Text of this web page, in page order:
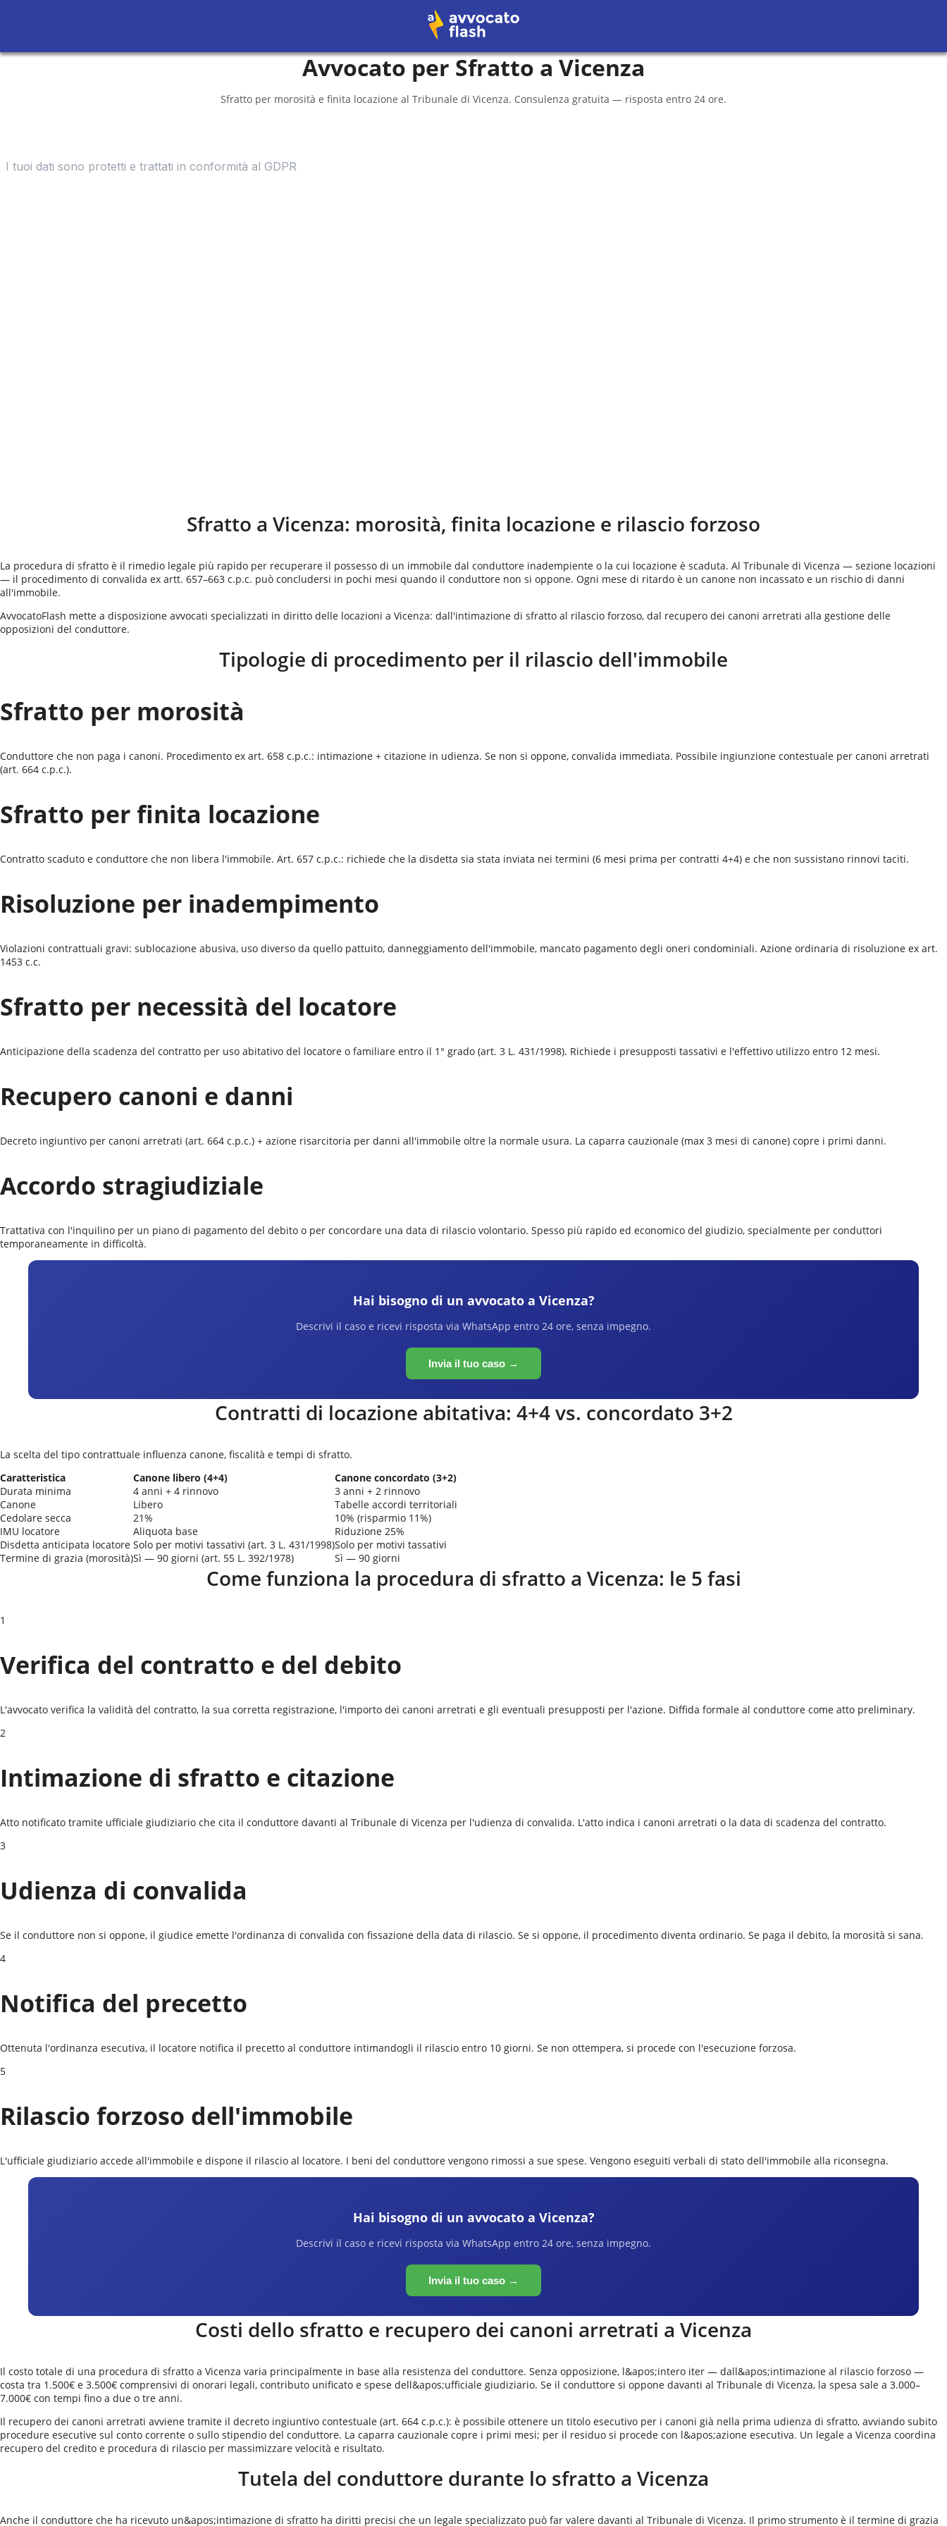
Avvocato per Sfratto a Vicenza
Sfratto per morosità e finita locazione al Tribunale di Vicenza. Consulenza gratuita — risposta entro 24 ore.
Sfratto a Vicenza: morosità, finita locazione e rilascio forzoso
La procedura di sfratto è il rimedio legale più rapido per recuperare il possesso di un immobile dal conduttore inadempiente o la cui locazione è scaduta. Al Tribunale di Vicenza — sezione locazioni
— il procedimento di convalida ex artt. 657–663 c.p.c. può concludersi in pochi mesi quando il conduttore non si oppone. Ogni mese di ritardo è un canone non incassato e un rischio di danni
all'immobile.
AvvocatoFlash mette a disposizione avvocati specializzati in diritto delle locazioni a Vicenza: dall'intimazione di sfratto al rilascio forzoso, dal recupero dei canoni arretrati alla gestione delle
opposizioni del conduttore.
Tipologie di procedimento per il rilascio dell'immobile
Sfratto per morosità
Conduttore che non paga i canoni. Procedimento ex art. 658 c.p.c.: intimazione + citazione in udienza. Se non si oppone, convalida immediata. Possibile ingiunzione contestuale per canoni arretrati
(art. 664 c.p.c.).
Sfratto per finita locazione
Contratto scaduto e conduttore che non libera l'immobile. Art. 657 c.p.c.: richiede che la disdetta sia stata inviata nei termini (6 mesi prima per contratti 4+4) e che non sussistano rinnovi taciti.
Risoluzione per inadempimento
Violazioni contrattuali gravi: sublocazione abusiva, uso diverso da quello pattuito, danneggiamento dell'immobile, mancato pagamento degli oneri condominiali. Azione ordinaria di risoluzione ex art.
1453 c.c.
Sfratto per necessità del locatore
Anticipazione della scadenza del contratto per uso abitativo del locatore o familiare entro il 1° grado (art. 3 L. 431/1998). Richiede i presupposti tassativi e l'effettivo utilizzo entro 12 mesi.
Recupero canoni e danni
Decreto ingiuntivo per canoni arretrati (art. 664 c.p.c.) + azione risarcitoria per danni all'immobile oltre la normale usura. La caparra cauzionale (max 3 mesi di canone) copre i primi danni.
Accordo stragiudiziale
Trattativa con l'inquilino per un piano di pagamento del debito o per concordare una data di rilascio volontario. Spesso più rapido ed economico del giudizio, specialmente per conduttori
temporaneamente in difficoltà.
Hai bisogno di un avvocato a Vicenza?
Descrivi il caso e ricevi risposta via WhatsApp entro 24 ore, senza impegno.
Invia il tuo caso →
Contratti di locazione abitativa: 4+4 vs. concordato 3+2
La scelta del tipo contrattuale influenza canone, fiscalità e tempi di sfratto.
Caratteristica
Canone libero (4+4)
Canone concordato (3+2)
Durata minima
4 anni + 4 rinnovo
3 anni + 2 rinnovo
Canone
Libero
Tabelle accordi territoriali
Cedolare secca
21%
10% (risparmio 11%)
IMU locatore
Aliquota base
Riduzione 25%
Disdetta anticipata locatore Solo per motivi tassativi (art. 3 L. 431/1998)Solo per motivi tassativi
Termine di grazia (morosità)Sì — 90 giorni (art. 55 L. 392/1978) Sì — 90 giorni
Come funziona la procedura di sfratto a Vicenza: le 5 fasi
1
Verifica del contratto e del debito
L'avvocato verifica la validità del contratto, la sua corretta registrazione, l'importo dei canoni arretrati e gli eventuali presupposti per l'azione. Diffida formale al conduttore come atto preliminary.
2
Intimazione di sfratto e citazione
Atto notificato tramite ufficiale giudiziario che cita il conduttore davanti al Tribunale di Vicenza per l'udienza di convalida. L'atto indica i canoni arretrati o la data di scadenza del contratto.
3
Udienza di convalida
Se il conduttore non si oppone, il giudice emette l'ordinanza di convalida con fissazione della data di rilascio. Se si oppone, il procedimento diventa ordinario. Se paga il debito, la morosità si sana.
4
Notifica del precetto
Ottenuta l'ordinanza esecutiva, il locatore notifica il precetto al conduttore intimandogli il rilascio entro 10 giorni. Se non ottempera, si procede con l'esecuzione forzosa.
5
Rilascio forzoso dell'immobile
L'ufficiale giudiziario accede all'immobile e dispone il rilascio al locatore. I beni del conduttore vengono rimossi a sue spese. Vengono eseguiti verbali di stato dell'immobile alla riconsegna.
Hai bisogno di un avvocato a Vicenza?
Descrivi il caso e ricevi risposta via WhatsApp entro 24 ore, senza impegno.
Invia il tuo caso →
Costi dello sfratto e recupero dei canoni arretrati a Vicenza
Il costo totale di una procedura di sfratto a Vicenza varia principalmente in base alla resistenza del conduttore. Senza opposizione, l&apos;intero iter — dall&apos;intimazione al rilascio forzoso —
costa tra 1.500€ e 3.500€ comprensivi di onorari legali, contributo unificato e spese dell&apos;ufficiale giudiziario. Se il conduttore si oppone davanti al Tribunale di Vicenza, la spesa sale a 3.000–
7.000€ con tempi fino a due o tre anni.
Il recupero dei canoni arretrati avviene tramite il decreto ingiuntivo contestuale (art. 664 c.p.c.): è possibile ottenere un titolo esecutivo per i canoni già nella prima udienza di sfratto, avviando subito
procedure esecutive sul conto corrente o sullo stipendio del conduttore. La caparra cauzionale copre i primi mesi; per il residuo si procede con l&apos;azione esecutiva. Un legale a Vicenza coordina
recupero del credito e procedura di rilascio per massimizzare velocità e risultato.
Tutela del conduttore durante lo sfratto a Vicenza
Anche il conduttore che ha ricevuto un&apos;intimazione di sfratto ha diritti precisi che un legale specializzato può far valere davanti al Tribunale di Vicenza. Il primo strumento è il termine di grazia